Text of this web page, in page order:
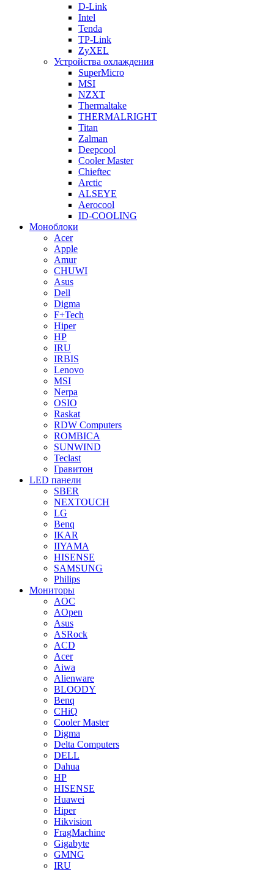
D-Link
Intel
Tenda
TP-Link
ZyXEL
Устройства охлаждения
SuperMicro
MSI
NZXT
Thermaltake
THERMALRIGHT
Titan
Zalman
Deepcool
Cooler Master
Chieftec
Arctic
ALSEYE
Aerocool
ID-COOLING
Моноблоки
Acer
Apple
Amur
CHUWI
Asus
Dell
Digma
F+Tech
Hiper
HP
IRU
IRBIS
Lenovo
MSI
Nerpa
OSIO
Raskat
RDW Computers
ROMBICA
SUNWIND
Teclast
Гравитон
LED панели
SBER
NEXTOUCH
LG
Benq
IKAR
IIYAMA
HISENSE
SAMSUNG
Philips
Мониторы
AOC
AOpen
Asus
ASRock
ACD
Acer
Aiwa
Alienware
BLOODY
Benq
CHiQ
Cooler Master
Digma
Delta Computers
DELL
Dahua
HP
HISENSE
Huawei
Hiper
Hikvision
FragMachine
Gigabyte
GMNG
IRU